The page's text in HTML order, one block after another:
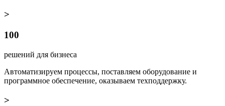
>
100
решений для бизнеса
Автоматизируем процессы, поставляем оборудование и
программное обеспечение, оказываем техподдержку.
>